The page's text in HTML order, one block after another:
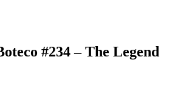
#234 – The Legend